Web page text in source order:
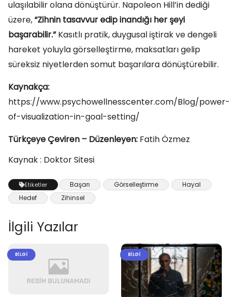
ulaşılabilir olana dönüştürür. Napoleon Hill’in dediği
üzere,“Zihnin tasavvur edip inandığı her şeyi
başarabilir.”Kasıtlı pratik, duygusal iştirak ve dengeli
hareket yoluyla görselleştirme, maksatları gelip
süreksiz niyetlerden somut başarılara dönüştürebilir.
Kaynakça:
https://www.psychowellnesscenter.com/Blog/power-
of-visualization-in-goal-setting/
Türkçeye Çeviren – Düzenleyen: Fatih Özmez
Kaynak : Doktor Sitesi
Etiketler Başarı Görselleştirme
Hayal
Hedef
Zihinsel
İlgili Yazılar
BILGI BILGI